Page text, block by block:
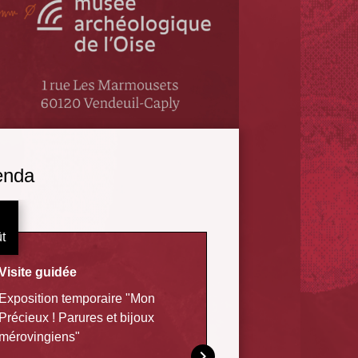
guidée
Exposition temporaire "Mon
Précieux ! Parures et bijoux
Qi Gong